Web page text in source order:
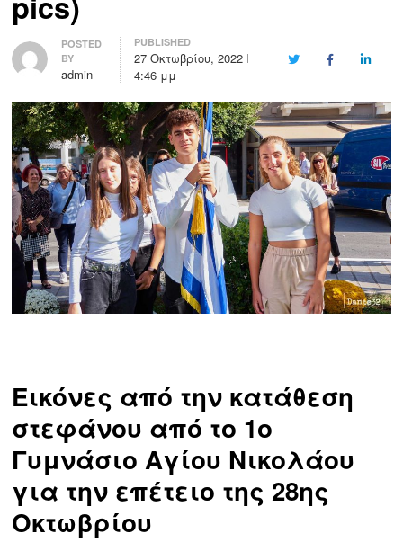
Author
POSTED
BY
admin
PUBLISHED
27 Οκτωβρίου, 2022
4:46 μμ
TwitterFacebook
Εικόνες από την κατάθεση
στεφάνου από το 1ο
Γυμνάσιο Αγίου Νικολάου
για την επέτειο της 28ης
Οκτωβρίου